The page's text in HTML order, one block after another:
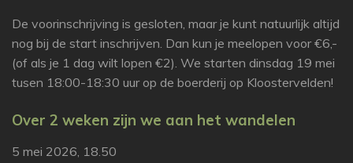
De voorinschrijving is gesloten, maar je kunt natuurlijk altijd
nog bij de start inschrijven. Dan kun je meelopen voor €6,-
(of als je 1 dag wilt lopen €2). We starten dinsdag 19 mei
tusen 18:00-18:30 uur op de boerderij op Kloostervelden!
Over 2 weken zijn we aan het wandelen
5 mei 2026, 18.50